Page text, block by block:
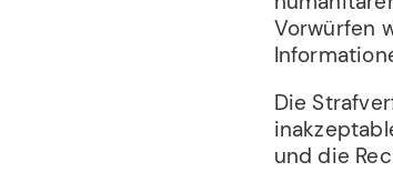
Vorwürfen
Die
und die